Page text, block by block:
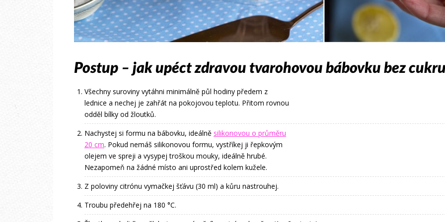
Postup – jak upéct zdravou tvarohovou bábovku bez
Všechny suroviny vytáhni minimálně půl hodiny předem z
lednice a nechej je zahřát na pokojovou teplotu. Přitom rovnou
odděl bílky od žloutků.
Nachystej si formu na bábovku, ideálně silikonovou o průměru
20 cm. Pokud nemáš silikonovou formu, vystříkej ji řepkovým
olejem ve spreji a vysypej troškou mouky, ideálně hrubé.
Nezapomeň na žádné místo ani uprostřed kolem kužele.
Z poloviny citrónu vymačkej šťávu (30 ml) a kůru nastrouhej.
Troubu předehřej na 180 °C.